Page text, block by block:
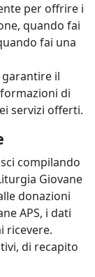
per offrire i
quando fai
fai una
il
di
servizi offerti.
compilando
Giovane
donazioni
APS, i dati
ricevere.
di recapito